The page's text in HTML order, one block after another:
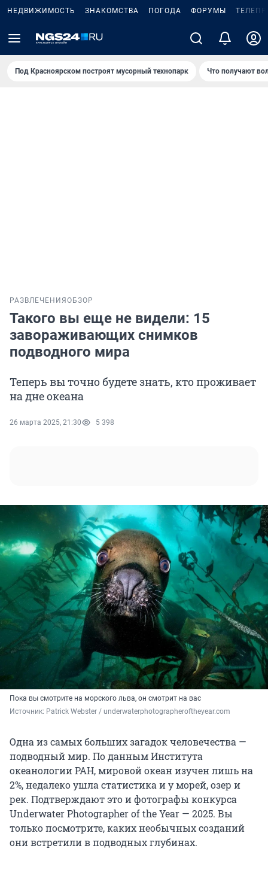
НЕДВИЖИМОСТЬ ЗНАКОМСТВА ПОГОДА ФОРУМЫ
Под Крaсноярском построят мусорный технопарк Что получают
РАЗВЛЕЧЕНИЯ ОБЗОР
Такого вы еще не видели: 15
завораживающих снимков
подводного мира
Теперь вы точно будете знать, кто проживает
на дне океана
26 марта 2025, 21:30 5 398
Пока вы смотрите на морского льва, он смотрит на вас
Источник: Patrick Webster / underwaterphotographeroftheyear.com
Одна из самых больших загадок человечества —
подводный мир. По данным Института
океанологии РАН, мировой океан изучен лишь на
2%, недалеко ушла статистика и у морей, озер и
рек. Подтверждают это и фотографы конкурса
Underwater Photographer of the Year — 2025. Вы
только посмотрите, каких необычных созданий
они встретили в подводных глубинах.